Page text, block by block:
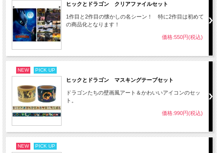
ヒックとドラゴン クリアファイルセット
1作目と2作目の懐かしの名シーン！ 特に2作目は初めて
の商品化となります！
価格:550円(税込)
NEW PICK UP
ヒックとドラゴン マスキングテープセット
ドラゴンたちの壁画風アート＆かわいいアイコンのセッ
ト。
価格:990円(税込)
NEW PICK UP